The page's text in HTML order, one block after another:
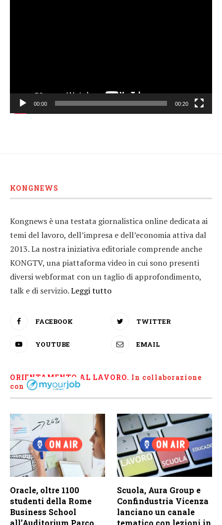
00:00 00:20
KONGNEWS
Kongnews è una testata giornalistica online dedicata ai
temi del lavoro, dell’impresa e dell’economia attiva dal
2013. La nostra iniziativa editoriale comprende anche
KONGTV, una piattaforma video in cui sono presenti
diversi webformat con un taglio di approfondimento,
talk e di servizio.Leggi tutto
FACEBOOK TWITTER
YOUTUBE EMAIL
ORIENTAMENTO AL LAVORO. In collaborazione
con
Oracle, oltre 1100
studenti della Rome
Business School
Scuola, Aura Group e
Confindustria Vicenza
lanciano un canale